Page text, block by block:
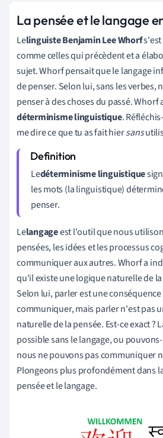
La pensée et le langage
Lelinguiste Benjamin Lee Whorfs'est
comme celles qui précèdent et a
sujet. Whorf pensait que le langage
de penser. Selon lui, sans les verbes,
penser à des choses du passé. Whorf
déterminisme linguistique.
me dire ce que tu as fait hiersans
Ledéterminisme linguistique
les mots (la linguistique)
penser.
Lelangageest l'outil que nous
pensées, les idées et les processus
communiquer aux autres. Whorf a
qu'il existe une logique naturelle de
Selon lui, parler est une
communiquer, mais parler n'est pas
naturelle de la pensée. Est-ce exact ?
possible sans le langage, ou
nous ne pouvons pas communiquer
Plongeons plus profondément dans
pensée et le langage.